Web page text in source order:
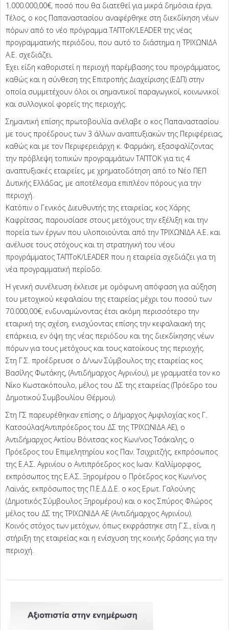
1.000.000,00€, ποσό που θα διατεθεί για μικρά δημόσια έργα.
Τέλος, ο κος Παπαναστασίου αναφέρθηκε στη διεκδίκηση νέων
πόρων από το νέο πρόγραμμα ΤΑΠΤοΚ/LEADER της νέας
προγραμματικής περιόδου, που αυτό το διάστημα η ΤΡΙΧΩΝΙΔΑ
Α.Ε. σχεδιάζει.
Έχει είδη καθοριστεί η περιοχή παρέμβασης του προγράμματος,
καθώς και η σύνθεση της Επιτροπής Διαχείρισης (ΕΔΠ) στην
οποία συμμετέχουν όλοι οι σημαντικοί παραγωγικοί, κοινωνικοί
και συλλογικοί φορείς της περιοχής.
Σημαντική επίσης πρωτοβουλία ανέλαβε ο κος Παπαναστασίου
με τους προέδρους των 3 άλλων αναπτυξιακών της Περιφέρειας,
καθώς και με τον Περιφερειάρχη κ. Φαρμάκη, εξασφαλίζοντας
την πρόβλεψη τοπικών προγραμμάτων ΤΑΠΤΟΚ για τις 4
αναπτυξιακές εταιρείες, με χρηματοδότηση από το Νέο ΠΕΠ
Δυτικής Ελλάδας, με αποτέλεσμα επιπλέον πόρους για την
περιοχή.
Κατόπιν ο Γενικός Διευθυντής της εταιρείας, κος Χάρης
Καφρίτσας, παρουσίασε στους μετόχους την εξέλιξη και την
πορεία των έργων που υλοποιούνται από την ΤΡΙΧΩΝΙΔΑ Α.Ε. και
ανέλυσε τους στόχους και τη στρατηγική του νέου
προγράμματος ΤΑΠΤοΚ/LEADER που η εταιρεία σχεδιάζει για τη
νέα προγραμματική περίοδο.
Η γενική συνέλευση έκλεισε με ομόφωνη απόφαση για αύξηση
του μετοχικού κεφαλαίου της εταιρείας μέχρι του ποσού των
70.000,00€, ενδυναμώνοντας έτσι ακόμη περισσότερο την
εταιρική της σχέση, ενισχύοντας επίσης την κεφαλαιακή της
επάρκεια, εν όψη της νέας περιόδου και της διεκδίκησης νέων
πόρων για τους μετόχους και τους κατοίκους της περιοχής.
Στη Γ.Σ. προέδρευσε ο Δ/νων Σύμβουλος της εταιρείας κος
Βασίλης Φωτάκης, (Αντιδήμαρχος Αγρινίου), με γραμματέα τον κο
Νίκο Κωστακόπουλο, μέλος του ΔΣ της εταιρείας (Πρόεδρο του
Δημοτικού Συμβουλίου Θέρμου).
Στη ΓΣ παρευρέθηκαν επίσης, ο Δήμαρχος Αμφιλοχίας κος Γ.
Κατσούλας(Αντιπρόεδρος του ΔΣ της ΤΡΙΧΩΝΙΔΑ ΑΕ), ο
Αντιδήμαρχος Ακτίου Βόνιτσας κος Κων/νος Τσάκαλης, ο
Πρόεδρος του Επιμελητηρίου κος Παν. Τσιχριτζής, εκπρόσωπος
της Ε.Α.Σ. Αγρινίου ο Αντιπρόεδρος κος Ιωαν. Καλλίμορφος,
εκπρόσωπος της Ε.Α.Σ. Ξηρομέρου ο Πρόεδρος κος Κων/νος
Λαϊνάς, εκπρόσωπος της Π.Ε.Δ.Δ.Ε. o κος Ερωτ. Γαλούνης
(Δημοτικός Σύμβουλος Ξηρομέρου) και ο κος Σπύρος Φλώρος
μέλος του ΔΣ της ΤΡΙΧΩΝΙΔΑ ΑΕ (Αντιδήμαρχος Αγρινίου).
Κοινός στόχος των μετόχων, όπως εκφράστηκε στη Γ.Σ., είναι η
στήριξη της εταιρείας και η ενίσχυση της κοινής δράσης για την
περιοχή.